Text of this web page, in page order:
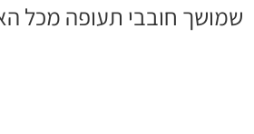
שמושך חובבי תעופה מכל